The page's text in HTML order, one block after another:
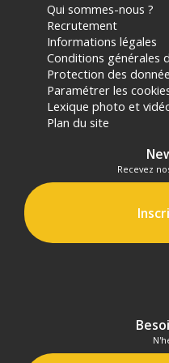
Qui sommes-nous ?
Recrutement
Informations légales
Conditions générales
Protection des
Paramétrer les
Lexique photo et
Plan du site
Recevez